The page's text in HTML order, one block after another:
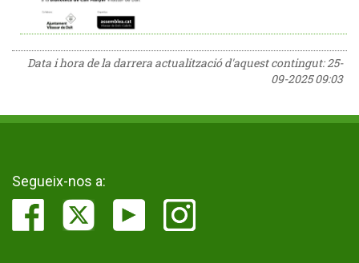
Data i hora de la darrera actualització d'aquest contingut:25-
09-2025 09:03
Segueix-nos a: